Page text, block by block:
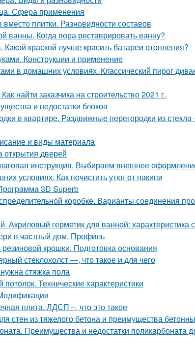
Сфера применения
плитки. Разновидности составов
ванны. Когда пора реставрировать ванну?
краской лучше красить батареи отопления?
Конструкции и применение
в домашних условиях. Классический пирог
найти заказчика на строительство 2021 г.
и недостатки блоков
в квартире. Раздвижные перегородки из стекла
и виды материала
открытия дверей
инструкция. Выбираем внешнее
условиях. Как почистить утюг от накипи
3D Superb
коробке. Варианты соединения
Акриловый герметик для ванной: характеристика
в частный дом. Профиль
крошки. Подготовка основания
стеклохолст —, что такое и для чего
стяжка пола
Технические характеристики
плита. ЛДСП –, что это такое
стен из тяжелого бетона и преимущества
Преимущества и недостатки поликарбоната